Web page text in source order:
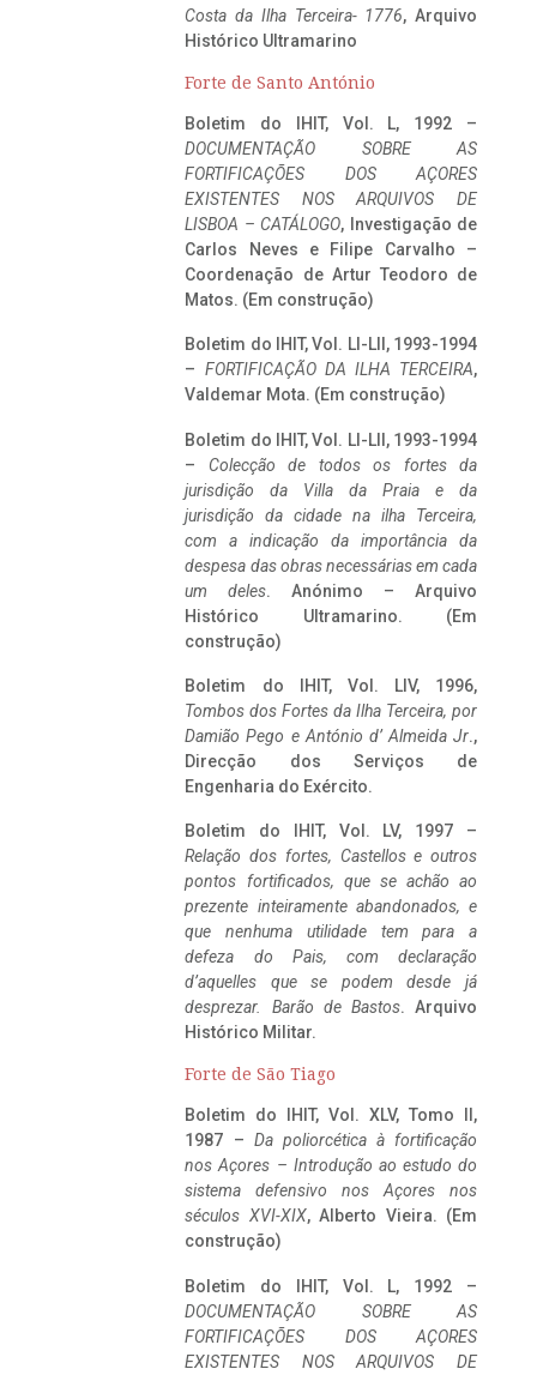
Costa da Ilha Terceira- 1776, Arquivo
Histórico Ultramarino
Forte de Santo António
Boletim do IHIT, Vol. L, 1992 –
DOCUMENTAÇÃO SOBRE AS
FORTIFICAÇÕES DOS AÇORES
EXISTENTES NOS ARQUIVOS DE
LISBOA – CATÁLOGO, Investigação de
Carlos Neves e Filipe Carvalho –
Coordenação de Artur Teodoro de
Matos. (Em construção)
Boletim do IHIT, Vol. LI-LII, 1993-1994
– FORTIFICAÇÃO DA ILHA TERCEIRA,
Valdemar Mota. (Em construção)
Boletim do IHIT, Vol. LI-LII, 1993-1994
– Colecção de todos os fortes da
jurisdição da Villa da Praia e da
jurisdição da cidade na ilha Terceira,
com a indicação da importância da
despesa das obras necessárias em cada
um deles. Anónimo – Arquivo
Histórico Ultramarino. (Em
construção)
Boletim do IHIT, Vol. LIV, 1996,
Tombos dos Fortes da Ilha Terceira, por
Damião Pego e António d’ Almeida Jr.,
Direcção dos Serviços de
Engenharia do Exército.
Boletim do IHIT, Vol. LV, 1997 –
Relação dos fortes, Castellos e outros
pontos fortificados, que se achão ao
prezente inteiramente abandonados, e
que nenhuma utilidade tem para a
defeza do Pais, com declaração
d’aquelles que se podem desde já
desprezar. Barão de Bastos. Arquivo
Histórico Militar.
Forte de São Tiago
Boletim do IHIT, Vol. XLV, Tomo II,
1987 – Da poliorcética à fortificação
nos Açores – Introdução ao estudo do
sistema defensivo nos Açores nos
séculos XVI-XIX, Alberto Vieira. (Em
construção)
Boletim do IHIT, Vol. L, 1992 –
DOCUMENTAÇÃO SOBRE AS
FORTIFICAÇÕES DOS AÇORES
EXISTENTES NOS ARQUIVOS DE